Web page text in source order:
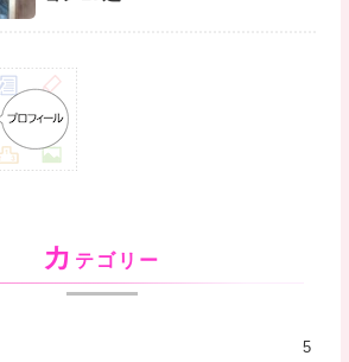
カ テゴリー
5